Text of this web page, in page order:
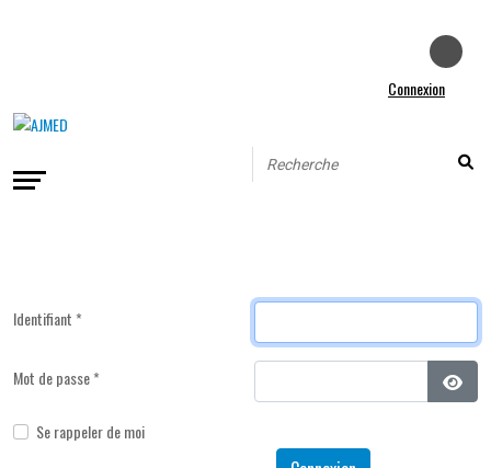
Connexion
Identifiant*
Mot de passe*
Se rappeler de moi